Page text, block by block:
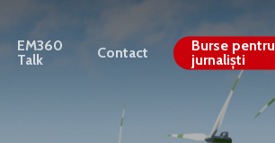
EM360
Talk
Contact
Burse pentru
jurnaliști